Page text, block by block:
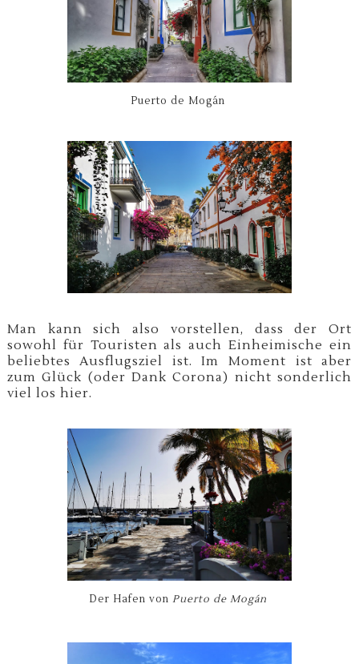
Puerto de Mogán
Man kann sich also vorstellen, dass der Ort
sowohl für Touristen als auch Einheimische ein
beliebtes Ausflugsziel ist. Im Moment ist aber
zum Glück (oder Dank Corona) nicht sonderlich
viel los hier.
Der Hafen von Puerto de Mogán